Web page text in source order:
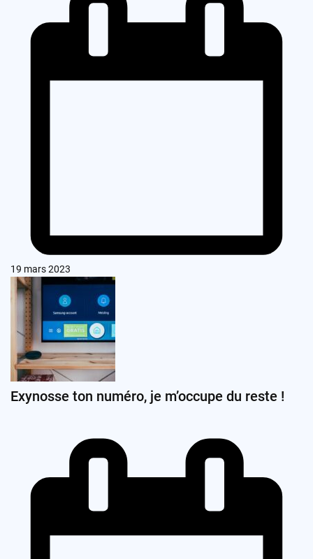
19 mars 2023
Exynosse ton numéro, je m’occupe du reste !